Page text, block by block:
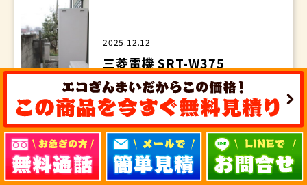
2025.12.12
三菱電機 SRT-W375
埼玉県 上福岡市 F様邸